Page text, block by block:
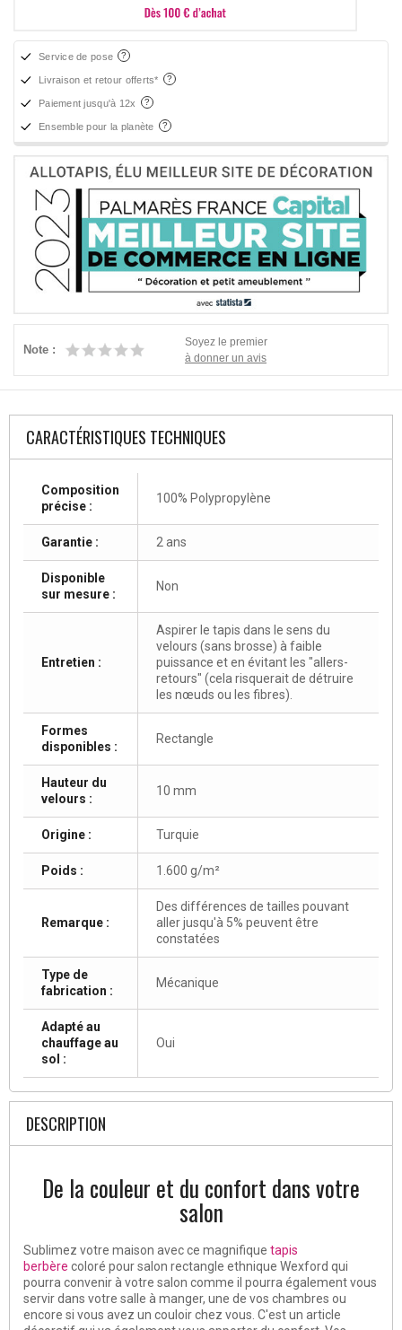
Service de pose
Livraison et retour offerts*
Paiement jusqu'à 12x
Ensemble pour la planète
Note :
Soyez le premier
à donner un avis
CARACTÉRISTIQUES TECHNIQUES
Composition
précise :
100% Polypropylène
Garantie : 2 ans
Disponible
sur mesure :
Non
Entretien :
Aspirer le tapis dans le sens du
velours (sans brosse) à faible
puissance et en évitant les "allers-
retours" (cela risquerait de détruire
les nœuds ou les fibres).
Formes
disponibles :
Rectangle
Hauteur du
velours :
10 mm
Origine : Turquie
Poids : 1.600 g/m²
Remarque :
Des différences de tailles pouvant
aller jusqu'à 5% peuvent être
constatées
Type de
fabrication :
Mécanique
Adapté au
chauffage au
sol :
Oui
DESCRIPTION
De la couleur et du confort dans votre
salon
Sublimez votre maison avec ce magnifique tapis
berbère coloré pour salon rectangle ethnique Wexford qui
pourra convenir à votre salon comme il pourra également vous
servir dans votre salle à manger, une de vos chambres ou
encore si vous avez un couloir chez vous. C'est un article